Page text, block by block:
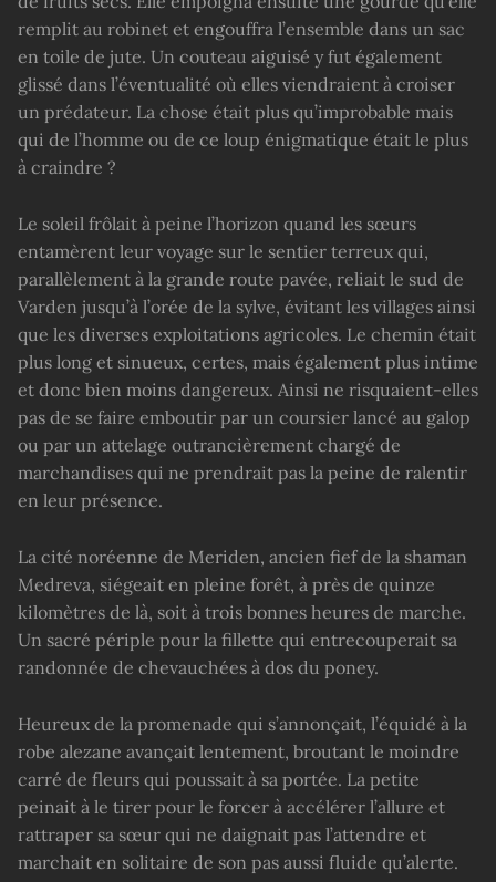
remplit au robinet et engouffra l’ensemble dans un sac
en toile de jute. Un couteau aiguisé y fut également
glissé dans l’éventualité où elles viendraient à croiser
un prédateur. La chose était plus qu’improbable mais
qui de l’homme ou de ce loup énigmatique était le plus
à craindre ?
Le soleil frôlait à peine l’horizon quand les sœurs
entamèrent leur voyage sur le sentier terreux qui,
parallèlement à la grande route pavée, reliait le sud de
Varden jusqu’à l’orée de la sylve, évitant les villages ainsi
que les diverses exploitations agricoles. Le chemin était
plus long et sinueux, certes, mais également plus intime
et donc bien moins dangereux. Ainsi ne risquaient-elles
pas de se faire emboutir par un coursier lancé au galop
ou par un attelage outrancièrement chargé de
marchandises qui ne prendrait pas la peine de ralentir
en leur présence.
La cité noréenne de Meriden, ancien fief de la shaman
Medreva, siégeait en pleine forêt, à près de quinze
kilomètres de là, soit à trois bonnes heures de marche.
Un sacré périple pour la fillette qui entrecouperait sa
randonnée de chevauchées à dos du poney.
Heureux de la promenade qui s’annonçait, l’équidé à la
robe alezane avançait lentement, broutant le moindre
carré de fleurs qui poussait à sa portée. La petite
peinait à le tirer pour le forcer à accélérer l’allure et
rattraper sa sœur qui ne daignait pas l’attendre et
marchait en solitaire de son pas aussi fluide qu’alerte.